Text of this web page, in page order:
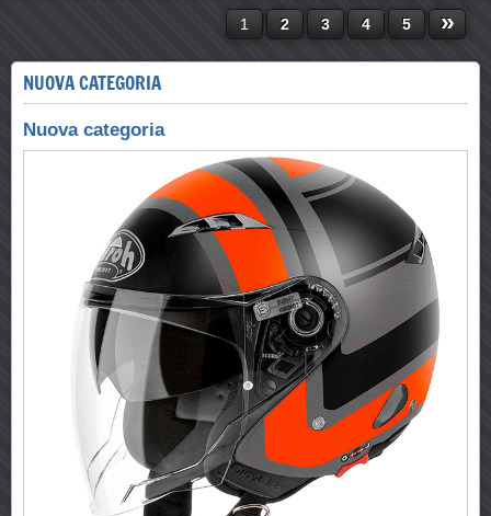
1 2 3 4 5 »
NUOVA CATEGORIA
Nuova categoria